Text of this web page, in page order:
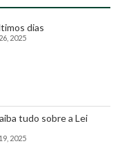
dias
2025
tudo sobre a Lei
2025